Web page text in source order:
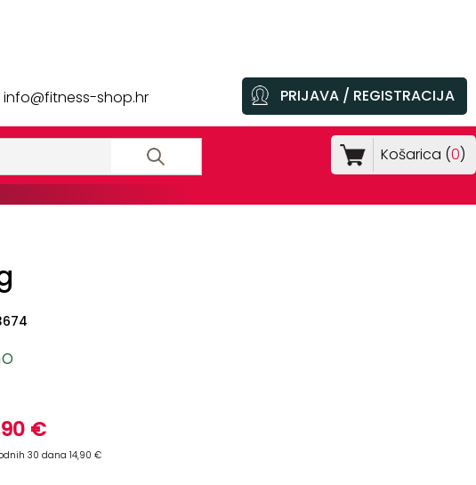
info@fitness-shop.hr PRIJAVA / REGISTRACIJA
Košarica (0)
€
30 dana 14,90 €